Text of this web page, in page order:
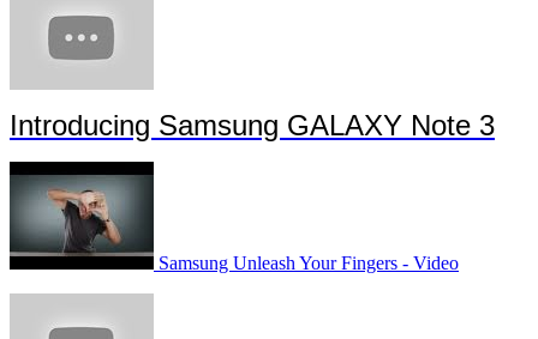
Introducing Samsung GALAXY Note 3
Samsung Unleash Your Fingers - Video